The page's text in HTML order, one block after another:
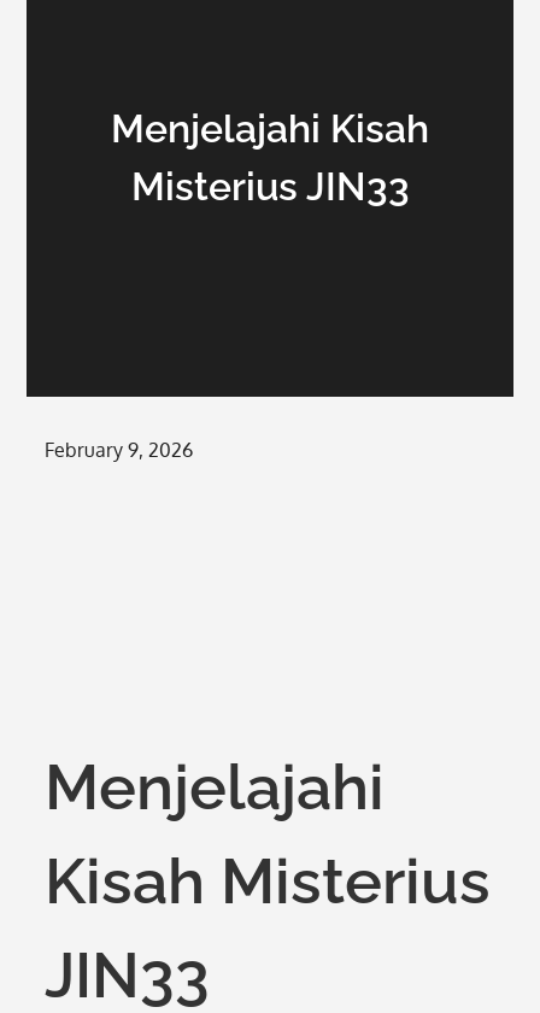
Menjelajahi Kisah
Misterius JIN33
Posted
February 9, 2026
Menjelajahi
Kisah Misterius
JIN33